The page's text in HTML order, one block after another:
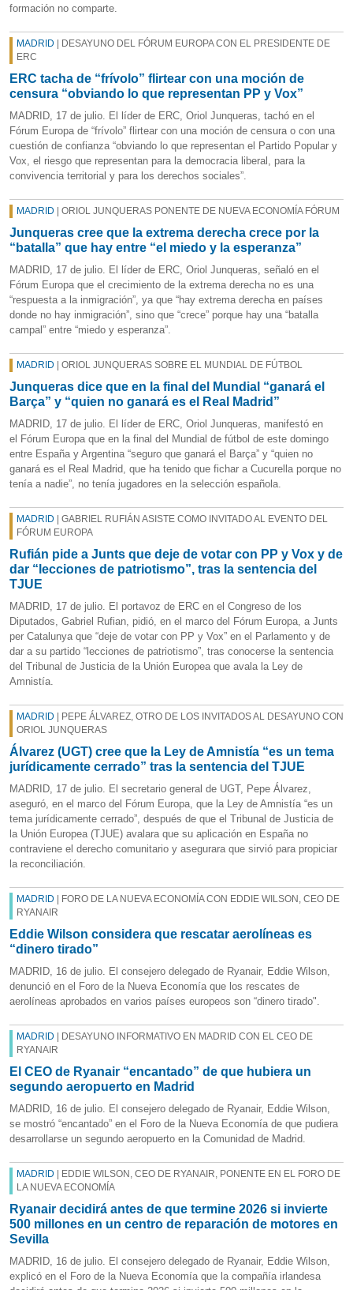
formación no comparte.
MADRID | DESAYUNO DEL FÓRUM EUROPA CON EL PRESIDENTE DE
ERC
ERC tacha de “frívolo” flirtear con una moción de
censura “obviando lo que representan PP y Vox”
MADRID, 17 de julio. El líder de ERC, Oriol Junqueras, tachó en el
Fórum Europa de “frívolo” flirtear con una moción de censura o con una
cuestión de confianza “obviando lo que representan el Partido Popular y
Vox, el riesgo que representan para la democracia liberal, para la
convivencia territorial y para los derechos sociales”.
MADRID | ORIOL JUNQUERAS PONENTE DE NUEVA ECONOMÍA FÓRUM
Junqueras cree que la extrema derecha crece por la
“batalla” que hay entre “el miedo y la esperanza”
MADRID, 17 de julio. El líder de ERC, Oriol Junqueras, señaló en el
Fórum Europa que el crecimiento de la extrema derecha no es una
“respuesta a la inmigración”, ya que “hay extrema derecha en países
donde no hay inmigración”, sino que “crece” porque hay una “batalla
campal” entre “miedo y esperanza”.
MADRID | ORIOL JUNQUERAS SOBRE EL MUNDIAL DE FÚTBOL
Junqueras dice que en la final del Mundial “ganará el
Barça” y “quien no ganará es el Real Madrid”
MADRID, 17 de julio. El líder de ERC, Oriol Junqueras, manifestó en
el Fórum Europa que en la final del Mundial de fútbol de este domingo
entre España y Argentina “seguro que ganará el Barça” y “quien no
ganará es el Real Madrid, que ha tenido que fichar a Cucurella porque no
tenía a nadie”, no tenía jugadores en la selección española.
MADRID | GABRIEL RUFIÁN ASISTE COMO INVITADO AL EVENTO DEL
FÓRUM EUROPA
Rufián pide a Junts que deje de votar con PP y Vox y de
dar “lecciones de patriotismo”, tras la sentencia del
TJUE
MADRID, 17 de julio. El portavoz de ERC en el Congreso de los
Diputados, Gabriel Rufian, pidió, en el marco del Fórum Europa, a Junts
per Catalunya que “deje de votar con PP y Vox” en el Parlamento y de
dar a su partido “lecciones de patriotismo”, tras conocerse la sentencia
del Tribunal de Justicia de la Unión Europea que avala la Ley de
Amnistía.
MADRID | PEPE ÁLVAREZ, OTRO DE LOS INVITADOS AL DESAYUNO CON
ORIOL JUNQUERAS
Álvarez (UGT) cree que la Ley de Amnistía “es un tema
jurídicamente cerrado” tras la sentencia del TJUE
MADRID, 17 de julio. El secretario general de UGT, Pepe Álvarez,
aseguró, en el marco del Fórum Europa, que la Ley de Amnistía “es un
tema jurídicamente cerrado”, después de que el Tribunal de Justicia de
la Unión Europea (TJUE) avalara que su aplicación en España no
contraviene el derecho comunitario y asegurara que sirvió para propiciar
la reconciliación.
MADRID | FORO DE LA NUEVA ECONOMÍA CON EDDIE WILSON, CEO DE
RYANAIR
Eddie Wilson considera que rescatar aerolíneas es
“dinero tirado”
MADRID, 16 de julio. El consejero delegado de Ryanair, Eddie Wilson,
denunció en el Foro de la Nueva Economía que los rescates de
aerolíneas aprobados en varios países europeos son “dinero tirado".
MADRID | DESAYUNO INFORMATIVO EN MADRID CON EL CEO DE
RYANAIR
El CEO de Ryanair “encantado” de que hubiera un
segundo aeropuerto en Madrid
MADRID, 16 de julio. El consejero delegado de Ryanair, Eddie Wilson,
se mostró “encantado” en el Foro de la Nueva Economía de que pudiera
desarrollarse un segundo aeropuerto en la Comunidad de Madrid.
MADRID | EDDIE WILSON, CEO DE RYANAIR, PONENTE EN EL FORO DE
LA NUEVA ECONOMÍA
Ryanair decidirá antes de que termine 2026 si invierte
500 millones en un centro de reparación de motores en
Sevilla
MADRID, 16 de julio. El consejero delegado de Ryanair, Eddie Wilson,
explicó en el Foro de la Nueva Economía que la compañía irlandesa